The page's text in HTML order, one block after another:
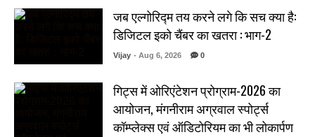
जब एल्गोरिद्म तय करने लगे कि सच क्या है:
डिजिटल इको चैंबर का खतरा : भाग-2
Vijay - Aug 6, 2026 0
गिट्स में ओरिएंटेशन प्रोग्राम-2026 का
आयोजन, मंगनीराम अग्रवाल स्पोर्ट्स
कॉम्प्लेक्स एवं ऑडिटोरियम का भी लोकार्पण